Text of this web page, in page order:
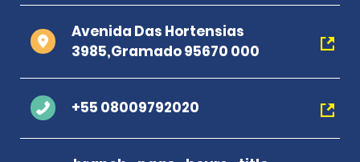
Avenida Das Hortensias
3985,Gramado 95670 000
+55 08009792020